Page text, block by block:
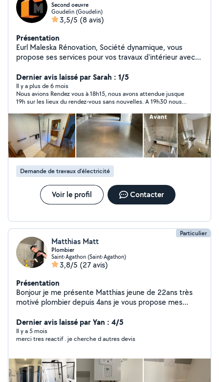
Second oeuvre
Goudelin (Goudelin)
3,5/5 (8 avis)
Présentation
Eurl Maleska Rénovation, Société dynamique, vous
propose ses services pour vos travaux d'intérieur avec
Plâtrerie, placo, cloison de ditribution - Isolation -
Revêtement de sols / murs, - Peinture au pistolet ou au
rouleau. Les travaux sont effectués dans les règles de
l'art suivant les DTU. (document technique unifié) La
société a également une assurance décennale pour
couvrir vos travaux pendant 10 ans, et certifiée RGE
pour l'isolation interieure.
Dernier avis laissé par Sarah : 1/5
Il y a plus de 6 mois
Nous avions Rendez vous à 18h15, nous avons attendue jusque
19h sur les lieux du rendez-vous sans nouvelles. A 19h30 nous
oublié.. Nous comprenons les urgences mais nous nous
sommes déplacé à plusieurs km pour rien.
Demande de travaux d’électricité
Voir le profil Contacter
Particulier
Matthias Matt
Plombier
Saint-Agathon (Saint-Agathon)
3,8/5 (27 avis)
Présentation
Bonjour je me présente Matthias jeune de 22ans très
motivé plombier depuis 4ans je vous propose mes
bac à douche Pose de lavabo ou d'évier Pose ballon
d'eau chaude Pose de radiateur et de sèche serviette
Pose de wc suspendu ou classique Etc Électricité : Pose
/interrupteur etc Espace vert: Entretien de jardin Petite
création Etc
Dernier avis laissé par Yan : 4/5
Il y a 5 mois
merci tres reactif . je cherche d autres devis